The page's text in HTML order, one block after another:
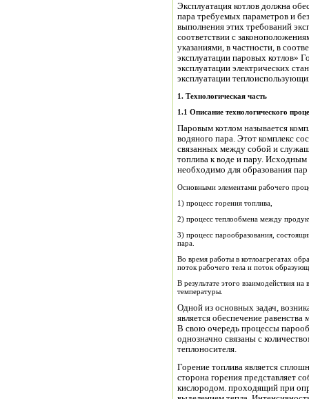
Эксплуатация котлов должна
пара требуемых параметров и
выполнения этих требований
соответствии с
указаниями, в частности, в
эксплуатации паровых котлов»
эксплуатации электрических
эксплуатации
1. Технологическая часть
1.1 Описание технологического
Паровым котлом называется
водяного пара. Этот комплекс
связанных между собой и
топлива к воде и пару. Исходным
необходимо для образования
Основными элементами рабочего
1) процесс горения топлива,
2) процесс теплообмена между
3) процесс парообразования,
пара.
Во время работы в котлоагрегатах
поток рабочего тела и поток
В результате этого взаимодействия
температуры.
Одной из основных задач,
является обеспечение
В свою очередь процессы
однозначно связаны с
теплоносителя.
Горение топлива является
сторона горения представляет
кислородом. проходящий при